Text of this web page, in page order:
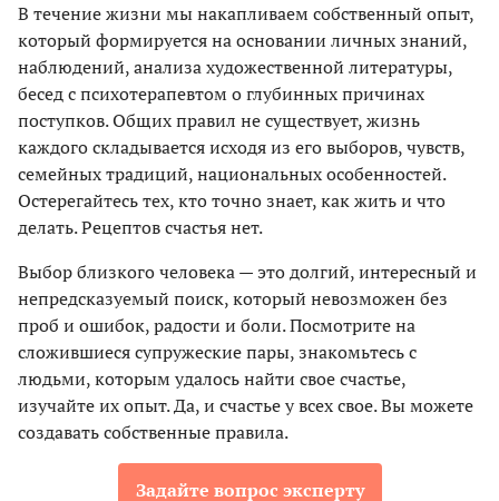
В течение жизни мы накапливаем собственный опыт,
который формируется на основании личных знаний,
наблюдений, анализа художественной литературы,
бесед с психотерапевтом о глубинных причинах
поступков. Общих правил не существует, жизнь
каждого складывается исходя из его выборов, чувств,
семейных традиций, национальных особенностей.
Остерегайтесь тех, кто точно знает, как жить и что
делать. Рецептов счастья нет.
Выбор близкого человека — это долгий, интересный и
непредсказуемый поиск, который невозможен без
проб и ошибок, радости и боли. Посмотрите на
сложившиеся супружеские пары, знакомьтесь с
людьми, которым удалось найти свое счастье,
изучайте их опыт. Да, и счастье у всех свое. Вы можете
создавать собственные правила.
Задайте вопрос эксперту